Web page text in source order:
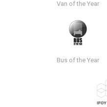
Van of the Year
Bus of the Year